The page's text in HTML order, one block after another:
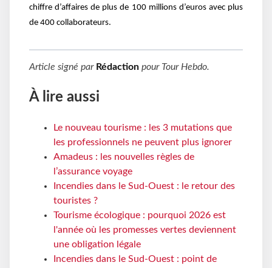
chiffre d’affaires de plus de 100 millions d’euros avec plus
de 400 collaborateurs.
Article signé par Rédaction pour Tour Hebdo.
À lire aussi
Le nouveau tourisme : les 3 mutations que
les professionnels ne peuvent plus ignorer
Amadeus : les nouvelles règles de
l’assurance voyage
Incendies dans le Sud-Ouest : le retour des
touristes ?
Tourisme écologique : pourquoi 2026 est
l'année où les promesses vertes deviennent
une obligation légale
Incendies dans le Sud-Ouest : point de